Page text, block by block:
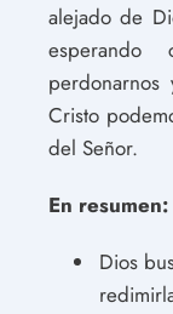
alejado de
Cristo
del Señor.
En resumen:
Dios